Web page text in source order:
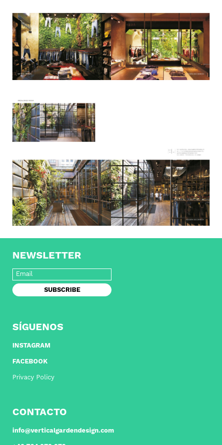
NEWSLETTER
SÍGUENOS
INSTAGRAM
FACEBOOK
Privacy Policy
CONTACTO
info@verticalgardendesign.com